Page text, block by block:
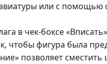
или с помощью
в чек-боксе
чтобы фигура была
позволяет